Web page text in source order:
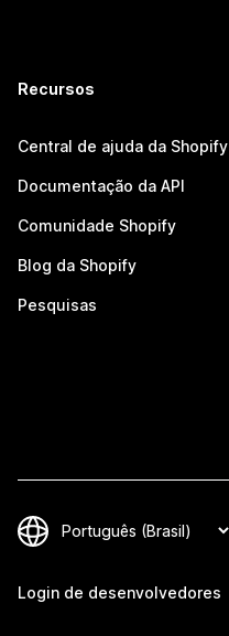
Recursos
Central de ajuda da Shopify
Documentação da API
Comunidade Shopify
Blog da Shopify
Pesquisas
Login de desenvolvedores